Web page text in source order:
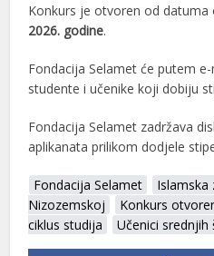
Konkurs je otvoren od datuma
2026. godine.
Fondacija Selamet će putem
studente i učenike koji dobiju
Fondacija Selamet zadržava
aplikanata prilikom dodjele
Fondacija Selamet
Islamska
Nizozemskoj
Konkurs
ciklus studija
Učenici srednjih